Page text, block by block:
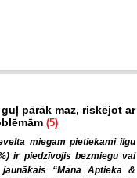
pārāk maz, riskējot ar
(5)
miegam pietiekami ilgu
ir piedzīvojis bezmiegu vai
“Mana Aptieka &